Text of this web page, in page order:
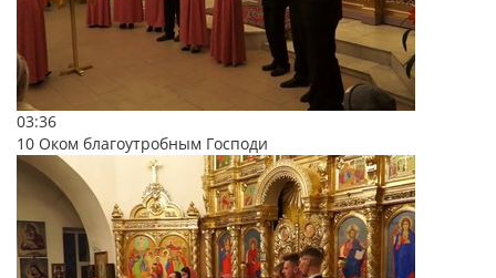
03:36
10 Оком благоутробным Господи